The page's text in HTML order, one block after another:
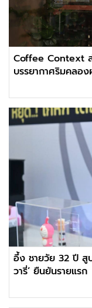
Coffee Context
บรรยากาศริมคลอ
อึ้ง ชายวัย 32 ปี สู
วารี่‘ ยืนยันรายแรก